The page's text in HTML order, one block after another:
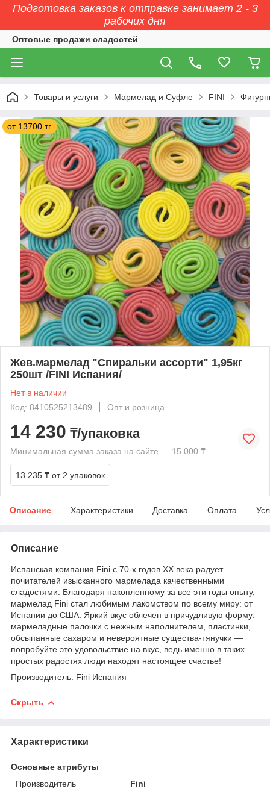
Подготовка заказов к отправке занимает 2 - 3
рабочих дня
Оптовые продажи сладостей
Товары и услуги Мармелад и Суфле FINI
от 13700 тг.
Жев.мармелад "Спиральки ассорти" 1,95кг
250шт /FINI Испания/
Нет в наличии
Код: 8410525213489
Опт и розница
14 230 ₸/упаковка
Минимальная сумма заказа на сайте — 15 000 ₸
13 235 ₸ от 2 упаковок
Описание Характеристики Доставка Оплата
Описание
Испанская компания Fini с 70-х годов XX века радует
почитателей изысканного мармелада качественными
сладостями. Благодаря накопленному за все эти годы опыту,
мармелад Fini стал любимым лакомством по всему миру: от
Испании до США. Яркий вкус облечен в причудливую форму:
мармеладные палочки с нежным наполнителем, пластинки,
обсыпанные сахаром и невероятные существа-тянучки —
попробуйте это удовольствие на вкус, ведь именно в таких
простых радостях люди находят настоящее счастье!
Производитель: Fini Испания
Скрыть
Характеристики
Основные атрибуты
Производитель
Fini